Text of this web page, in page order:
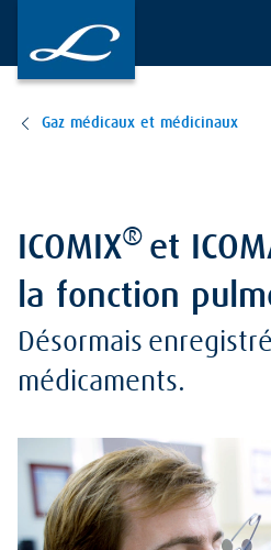
Gaz médicaux et médicinaux
ICOMIX® et
la fonction
Désormais
médicaments.